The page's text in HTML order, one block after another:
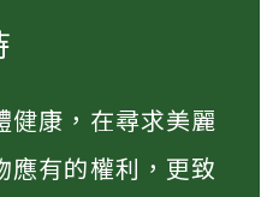
健康，在尋求美麗
應有的權利，更致